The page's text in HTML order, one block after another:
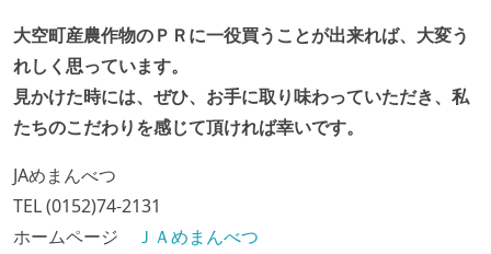
大空町産農作物のＰＲに一役買うことが出来れば、大変う
れしく思っています。
見かけた時には、ぜひ、お手に取り味わっていただき、私
たちのこだわりを感じて頂ければ幸いです。
JAめまんべつ
TEL (0152)74-2131
ホームページ
ＪＡめまんべつ